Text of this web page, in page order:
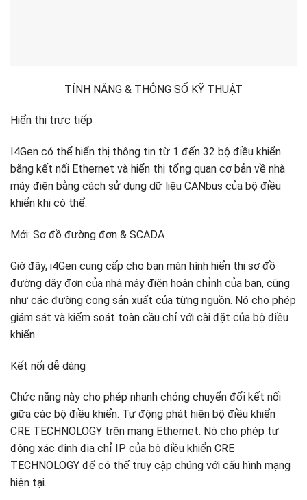
TÍNH NĂNG & THÔNG SỐ KỸ THUẬT
Hiển thị trực tiếp
I4Gen có thể hiển thị thông tin từ 1 đến 32 bộ điều khiển
bằng kết nối Ethernet và hiển thị tổng quan cơ bản về nhà
máy điện bằng cách sử dụng dữ liệu CANbus của bộ điều
khiển khi có thể.
Mới: Sơ đồ đường đơn & SCADA
Giờ đây, i4Gen cung cấp cho bạn màn hình hiển thị sơ đồ
đường dây đơn của nhà máy điện hoàn chỉnh của bạn, cũng
như các đường cong sản xuất của từng nguồn. Nó cho phép
giám sát và kiểm soát toàn cầu chỉ với cài đặt của bộ điều
khiển.
Kết nối dễ dàng
Chức năng này cho phép nhanh chóng chuyển đổi kết nối
giữa các bộ điều khiển. Tự động phát hiện bộ điều khiển
CRE TECHNOLOGY trên mạng Ethernet. Nó cho phép tự
động xác định địa chỉ IP của bộ điều khiển CRE
TECHNOLOGY để có thể truy cập chúng với cấu hình mạng
hiện tại.